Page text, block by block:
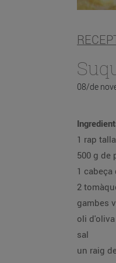
08/de
1 rap
500 g de
1 cabeça
2
gambes
oli
sal
un raig